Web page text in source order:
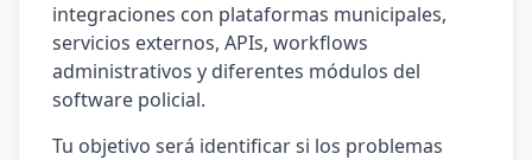
integraciones con plataformas municipales,
servicios externos, APIs, workflows
administrativos y diferentes módulos del
software policial.
Tu objetivo será identificar si los problemas